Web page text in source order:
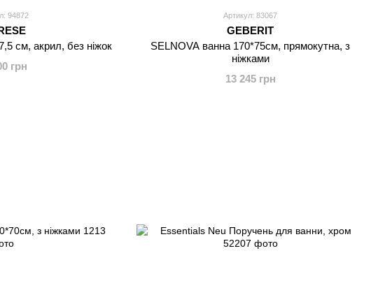
94872
см, акрил, без ніжок
грн
Артикул: 83067
GEBERIT
SELNOVA ванна 170*75см, прямокутна, з
ніжками
13 245 грн